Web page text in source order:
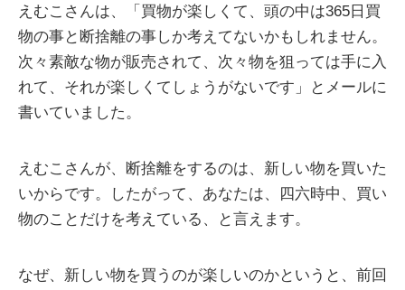
えむこさんは、「買物が楽しくて、頭の中は365日買
物の事と断捨離の事しか考えてないかもしれません。
次々素敵な物が販売されて、次々物を狙っては手に入
れて、それが楽しくてしょうがないです」とメールに
書いていました。
えむこさんが、断捨離をするのは、新しい物を買いた
いからです。したがって、あなたは、四六時中、買い
物のことだけを考えている、と言えます。
なぜ、新しい物を買うのが楽しいのかというと、前回